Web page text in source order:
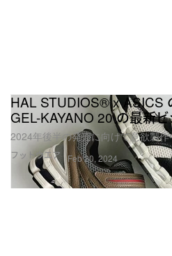
フットウエア
HAL STUDIOS® x ASICS
GEL-KAYANO 20 の最新
2024年後半の発売に向けて意欲製作
Feb 20, 2024